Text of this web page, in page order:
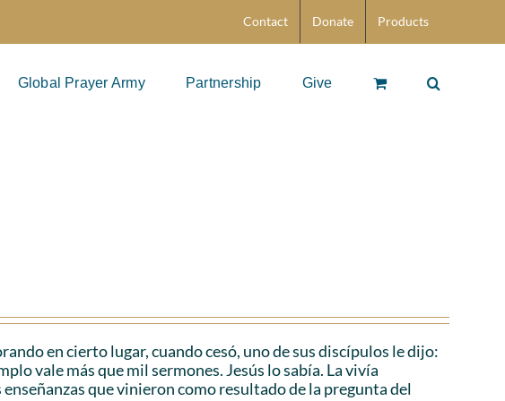
Contact Donate Products
Global Prayer Army Partnership Give
en cierto lugar, cuando cesó, uno de sus discípulos le dijo:
vale más que mil sermones. Jesús lo sabía. La vivía
que vinieron como resultado de la pregunta del